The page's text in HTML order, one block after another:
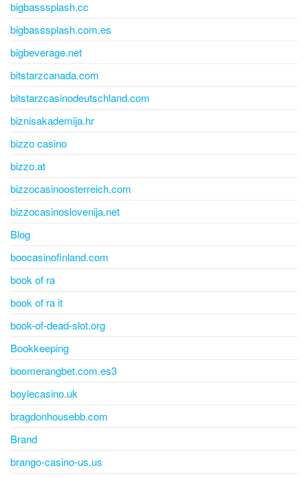
bigbasssplash.cc
bigbasssplash.com.es
bigbeverage.net
bitstarzcanada.com
bitstarzcasinodeutschland.com
biznisakademija.hr
bizzo casino
bizzo.at
bizzocasinoosterreich.com
bizzocasinoslovenija.net
Blog
boocasinofinland.com
book of ra
book of ra it
book-of-dead-slot.org
Bookkeeping
boomerangbet.com.es3
boylecasino.uk
bragdonhousebb.com
Brand
brango-casino-us.us